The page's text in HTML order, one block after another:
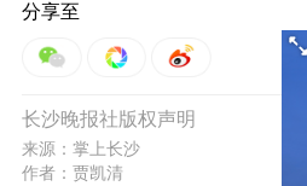
分享至
长沙晚报社版权声明
来源：掌上长沙
作者：贾凯清